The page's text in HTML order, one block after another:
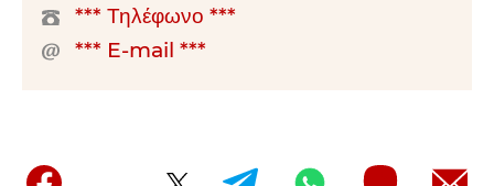
*** Τηλέφωνο ***
*** E-mail ***